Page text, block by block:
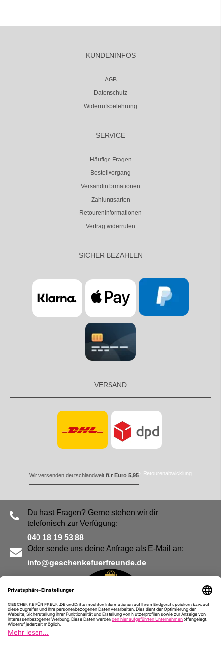
KUNDENINFOS
AGB
Datenschutz
Widerrufsbelehrung
SERVICE
Häufige Fragen
Bestellvorgang
Versandinformationen
Zahlungsarten
Retoureninformationen
Vertrag widerrufen
SICHER BEZAHLEN
VERSAND
Wir versenden deutschlandweit für Euro 5,95 Retourenabwicklung
Du hast Fragen? Gerne stehen wir dir
telefonisch zur Verfügung:
040 18 19 53 88
Oder sende uns deine Anfrage als E-Mail an:
info@geschenkefuerfreunde.de